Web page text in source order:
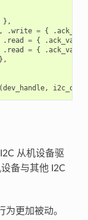
},
.write = { .
. read = { .ack_value
. read = { .ack_value
},
(dev_handle, i2c_ops
从机设备驱
备与其他 I2C
为更加被动。